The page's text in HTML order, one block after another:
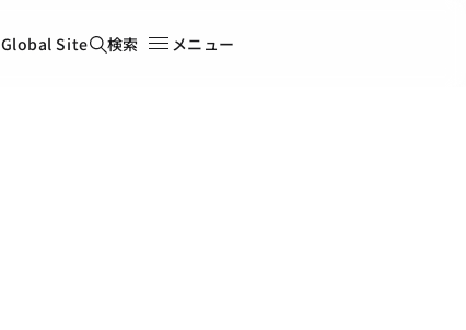
Global Site 検索 メニュー